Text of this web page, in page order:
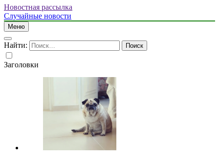
Новостная рассылка
Случайные новости
Меню
Найти:
Заголовки